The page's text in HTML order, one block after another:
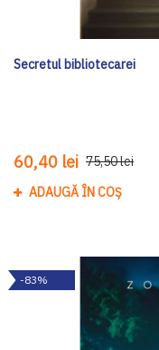
Secretul bibliotecarei
60,40 lei 75,50 lei
ADAUGĂ ÎN COȘ
-83%